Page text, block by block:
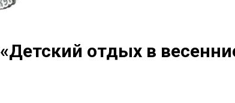
«Детский отдых в